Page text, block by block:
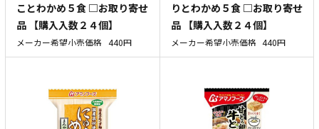
ことわかめ５食 □お取り寄せ
品 【購入入数２４個】
メーカー希望小売価格 440円
りとわかめ５食 □お取り寄せ
品 【購入入数２４個】
メーカー希望小売価格 440円